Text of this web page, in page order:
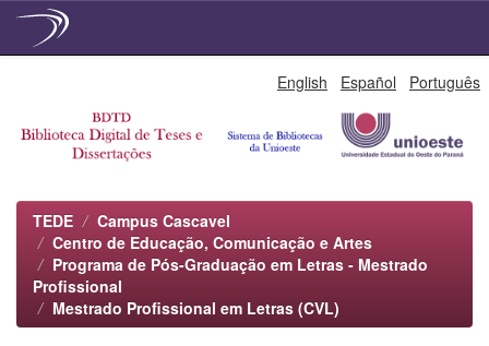
English Español Português
TEDE
Campus Cascavel
Centro de Educação, Comunicação e Artes
Programa de Pós-Graduação em Letras - Mestrado
Profissional
Mestrado Profissional em Letras (CVL)